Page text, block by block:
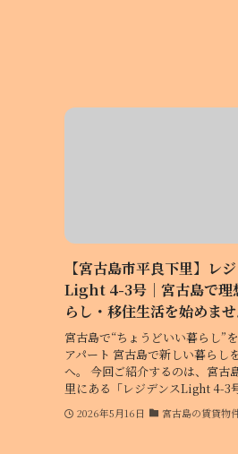
【宮古島市平良下里】レ
Light 4-3号｜宮古島で理
らし・移住生活を始めませ
宮古島で“ちょうどいい暮らし”
アパート 宮古島で新しい暮らし
へ。 今回ご紹介するのは、宮古
里にある「レジデンスLight 4-3
2026年5月16日 宮古島の賃貸物